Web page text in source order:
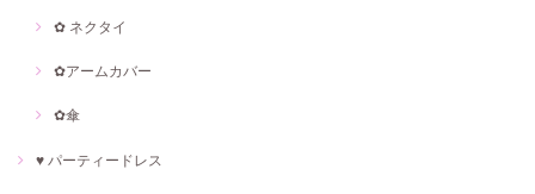
✿ ネクタイ
✿アームカバー
✿傘
♥ パーティードレス